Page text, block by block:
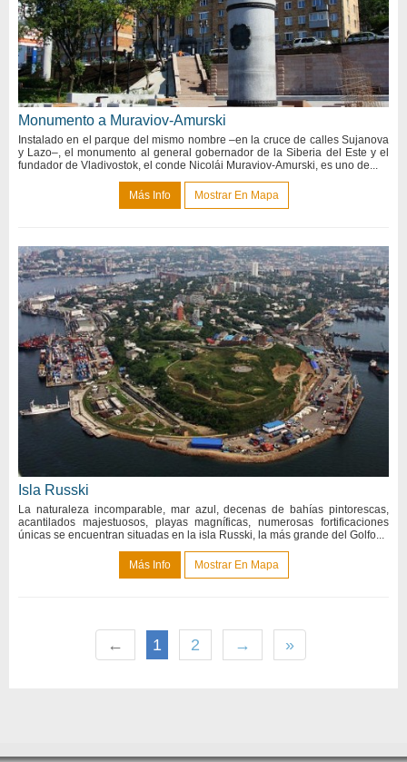
Monumento a Muraviov-Amurski
Instalado en el parque del mismo nombre –en la cruce de calles Sujanova
y Lazo–, el monumento al general gobernador de la Siberia del Este y el
fundador de Vladivostok, el conde Nicolái Muraviov-Amurski, es uno de...
Más Info Mostrar En Mapa
Isla Russki
La naturaleza incomparable, mar azul, decenas de bahías pintorescas,
acantilados majestuosos, playas magníficas, numerosas fortificaciones
únicas se encuentran situadas en la isla Russki, la más grande del Golfo...
Más Info Mostrar En Mapa
← 1 2 → »